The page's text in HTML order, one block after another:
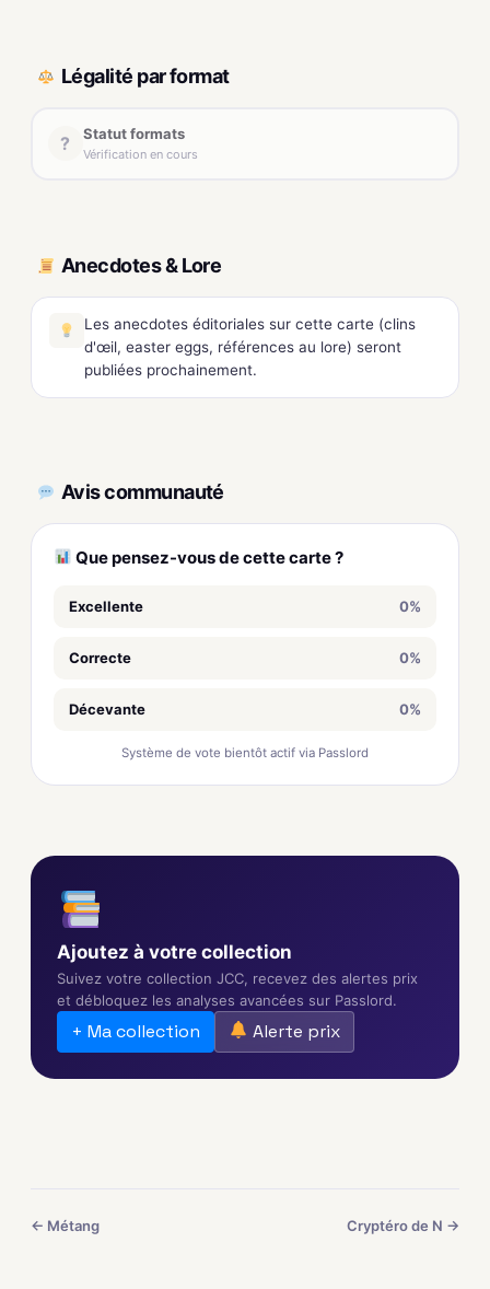
Légalité par format
? Statut formats
Vérification en cours
Anecdotes & Lore
Les anecdotes éditoriales sur cette carte (clins
d'œil, easter eggs, références au lore) seront
publiées prochainement.
Avis communauté
Que pensez-vous de cette carte ?
Excellente 0%
Correcte 0%
Décevante 0%
Système de vote bientôt actif via Passlord
Ajoutez à votre collection
Suivez votre collection JCC, recevez des alertes prix
et débloquez les analyses avancées sur Passlord.
+ Ma collection Alerte prix
← Métang Cryptéro de N →